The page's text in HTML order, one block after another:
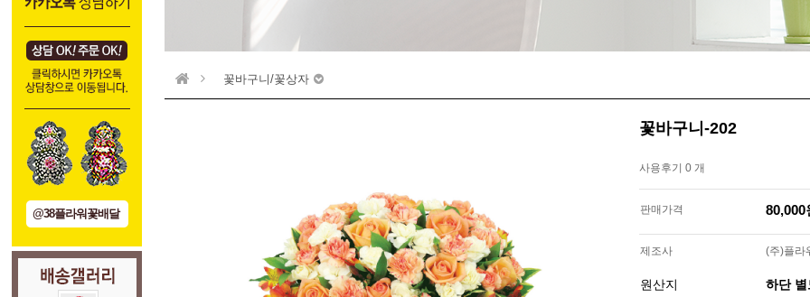
@38플라워꽃배달
꽃바구니/꽃상자
꽃바구니-202
사용후기 0 개
판매가격 80,000
제조사 (주)플라
원산지 하단